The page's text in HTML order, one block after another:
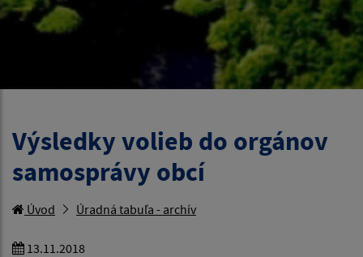
Výsledky volieb do orgánov
samosprávy obcí
Úvod Úradná tabuľa - archív
13.11.2018